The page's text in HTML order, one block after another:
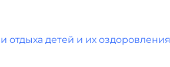
отдыха детей и их оздоровления